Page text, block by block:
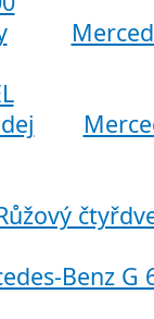
Benz G